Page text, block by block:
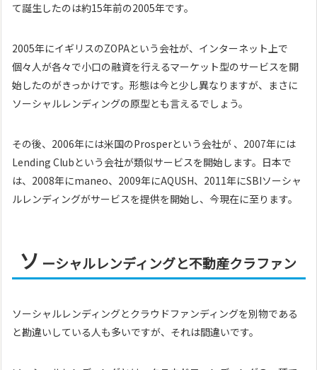
て誕生したのは約15年前の2005年です。
2005年にイギリスのZOPAという会社が、インターネット上で
個々人が各々で小口の融資を行えるマーケット型のサービスを開
始したのがきっかけです。形態は今と少し異なりますが、まさに
ソーシャルレンディングの原型とも言えるでしょう。
その後、2006年には米国のProsperという会社が 、2007年には
Lending Clubという会社が類似サービスを開始します。日本で
は、2008年にmaneo、2009年にAQUSH、2011年にSBIソーシャ
ルレンディングがサービスを提供を開始し、今現在に至ります。
ソ ーシャルレンディングと不動産クラファン
ソーシャルレンディングとクラウドファンディングを別物である
と勘違いしている人も多いですが、それは間違いです。